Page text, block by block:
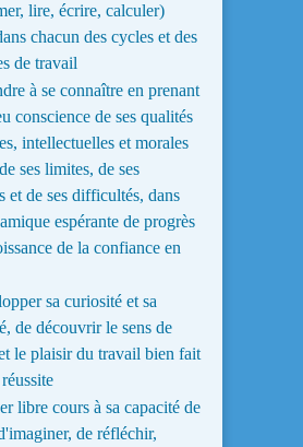
lire, écrire, calculer)
chacun des cycles et des
de travail
à se connaître en prenant
conscience de ses qualités
intellectuelles et morales
ses limites, de ses
et de ses difficultés, dans
espérante de progrès
de la confiance en
sa curiosité et sa
de découvrir le sens de
le plaisir du travail bien fait
libre cours à sa capacité de
de réfléchir,